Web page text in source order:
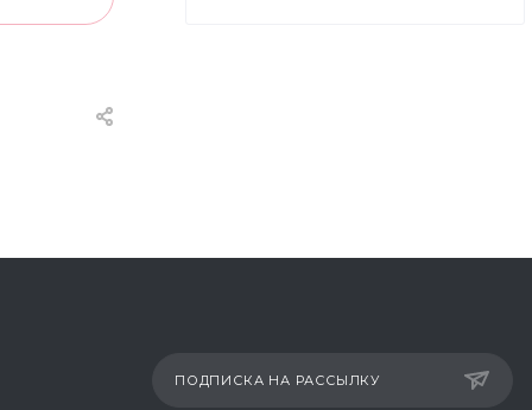
ПОДПИСКА НА РАССЫЛКУ